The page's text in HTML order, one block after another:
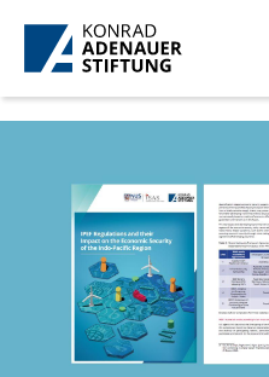
Ugrás a fő tartalomhoz